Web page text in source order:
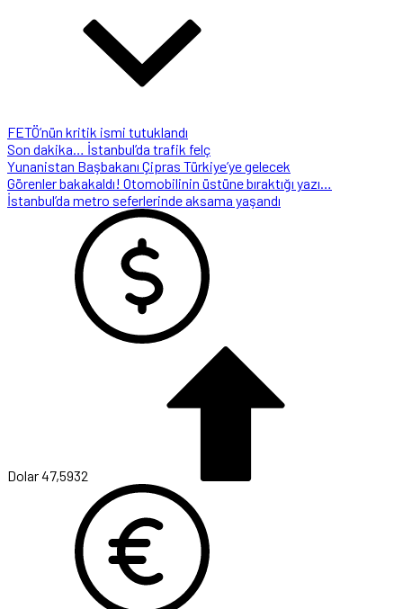
FETÖ’nün kritik ismi tutuklandı
Son dakika… İstanbul’da trafik felç
Yunanistan Başbakanı Çipras Türkiye’ye gelecek
Görenler bakakaldı! Otomobilinin üstüne bıraktığı yazı…
İstanbul’da metro seferlerinde aksama yaşandı
Dolar47,5932